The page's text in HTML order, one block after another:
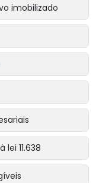
imobilizado
11.638